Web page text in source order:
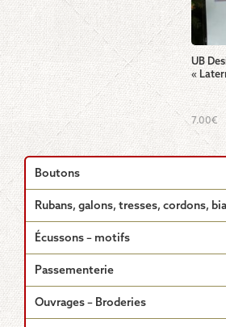
UB
«
7.00€
Boutons
Rubans, galons, tresses, cordons,
Écussons – motifs
Passementerie
Ouvrages – Broderies